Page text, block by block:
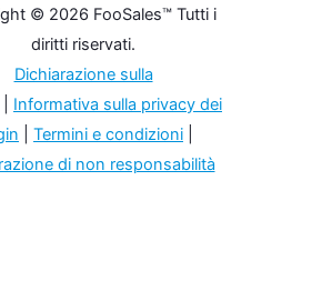
© 2026 FooSales™ Tutti i
diritti riservati.
Dichiarazione sulla
Informativa sulla privacy dei
Termini e condizioni
di non responsabilità